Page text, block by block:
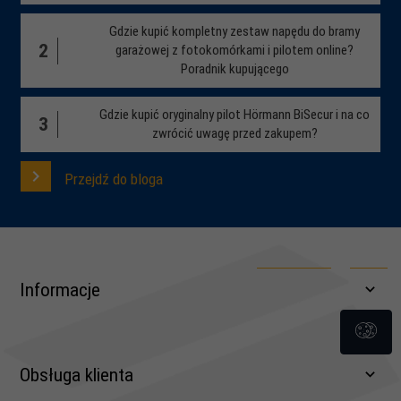
2
Gdzie kupić kompletny zestaw napędu do bramy
garażowej z fotokomórkami i pilotem online?
Poradnik kupującego
3
Gdzie kupić oryginalny pilot Hörmann BiSecur i na co
zwrócić uwagę przed zakupem?
Przejdź do bloga
Informacje
Regulamin, wzory pism dla klientów
Obsługa klienta